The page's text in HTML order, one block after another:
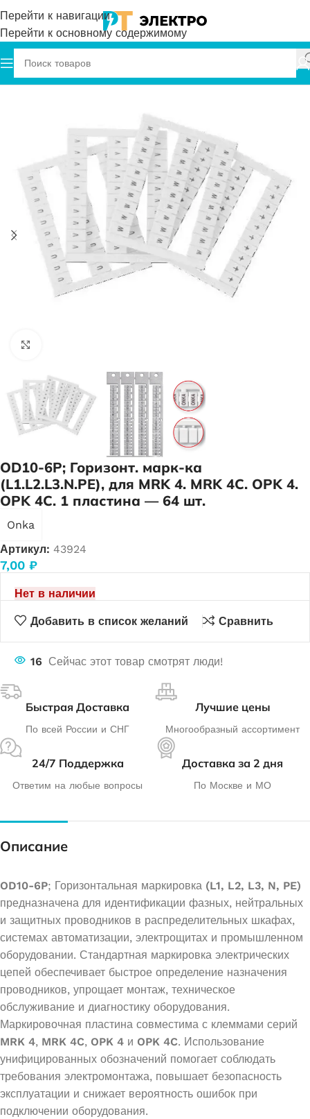
Перейти к навигации
Перейти к основному содержимому
Главная Onka Маркировка
OD10-6P; Горизонт. марк-ка
(L1.L2.L3.N.PE), для MRK 4. MRK 4C. OPK 4.
OPK 4C. 1 пластина — 64 шт.
Onka
Артикул: 43924
7,00 ₽
Нет в наличии
Добавить в список желаний Сравнить
16 Сейчас этот товар смотрят люди!
Быстрая Доставка
По всей России и СНГ
Лучшие цены
Многообразный ассортимент
24/7 Поддержка
Ответим на любые вопросы
Доставка за 2 дня
По Москве и МО
Описание
OD10-6P; Горизонтальная маркировка (L1, L2, L3, N, PE)
предназначена для идентификации фазных, нейтральных
и защитных проводников в распределительных шкафах,
системах автоматизации, электрощитах и промышленном
оборудовании. Стандартная маркировка электрических
цепей обеспечивает быстрое определение назначения
проводников, упрощает монтаж, техническое
обслуживание и диагностику оборудования.
Маркировочная пластина совместима с клеммами серий
MRK 4, MRK 4C, OPK 4 и OPK 4C. Использование
унифицированных обозначений помогает соблюдать
требования электромонтажа, повышает безопасность
эксплуатации и снижает вероятность ошибок при
подключении оборудования.